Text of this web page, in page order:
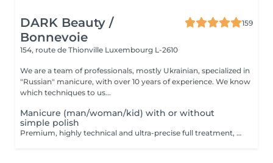
DARK Beauty /
Bonnevoie
159
154, route de Thionville Luxembourg L-2610
We are a team of professionals, mostly Ukrainian, specialized in
"Russian" manicure, with over 10 years of experience. We know
which techniques to us...
Manicure (man/woman/kid) with or without
simple polish
Premium, highly technical and ultra-precise full treatment, performed mainly with an e-file to achieve a perfectly clean nail contour and apply the polish as close as possible, even slightly under the cuticle. This technique helps visually delay the regrowth by around 10 days. Visual result: -Extremely well-groomed nails, clean contours, flawless shape -Instagram / photo studio effect: neat, precise, with no visible dry skin Service content: -Removal of old semi-permanent and/or gel polish (if needed, please book accordingly this option via this screen) -Very meticulous preparation of the nail plate -Removal of dead skin -Shape and file nails -Gentle cuticle care -Application of a transparent simple polish (if desired) OR application of your own simple polish to bring with you (if needed, please book accordingly this option via this screen) -Application of cuticle oil and hand cream